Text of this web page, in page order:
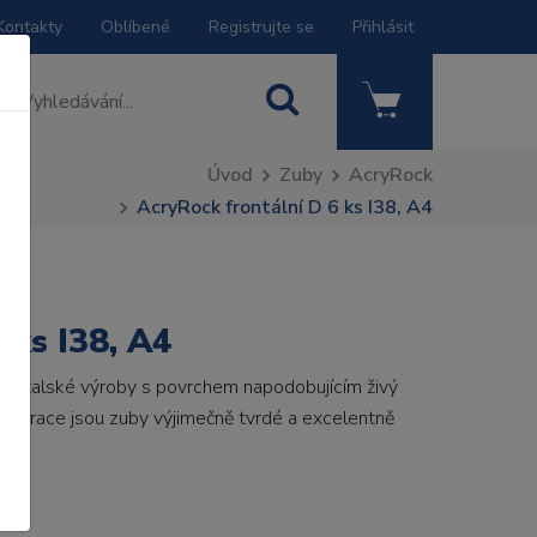
Oblíbené Registrujte se Přihlásit
Úvod Zuby
AcryRock
AcryRock frontální D 6 ks I38, A4
I38, A4
italské výroby s povrchem napodobujícím živý
jsou zuby výjimečně tvrdé a excelentně